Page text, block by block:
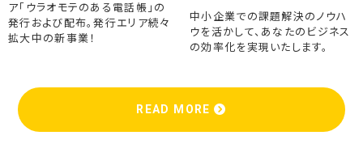
ア「ウラオモテのある電話帳」の
発行および配布。発行エリア続々
拡大中の新事業！
中小企業での課題解決のノウハ
ウを活かして、あなたのビジネス
の効率化を実現いたします。
READ MORE